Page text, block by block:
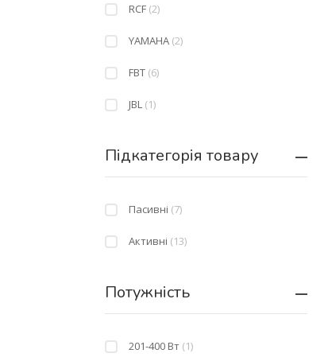
RCF (2)
YAMAHA (2)
FBT (6)
JBL (1)
Підкатегорія товару
Пасивні (7)
Активні (13)
Потужність
201-400 Вт (1)